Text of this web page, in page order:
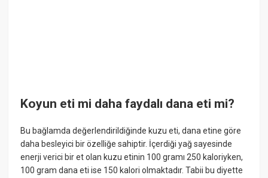
Koyun eti mi daha faydalı dana eti mi?
Bu bağlamda değerlendirildiğinde kuzu eti, dana etine göre
daha besleyici bir özelliğe sahiptir. İçerdiği yağ sayesinde
enerji verici bir et olan kuzu etinin 100 gramı 250 kaloriyken,
100 gram dana eti ise 150 kalori olmaktadır. Tabii bu diyette